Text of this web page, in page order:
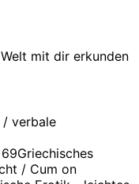
mit dir erkunden
verbale
Griechisches
/ Cum on